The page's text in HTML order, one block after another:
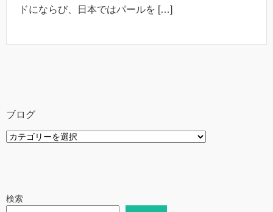
ドにならび、日本ではパールを […]
ブログ
ブ
検索